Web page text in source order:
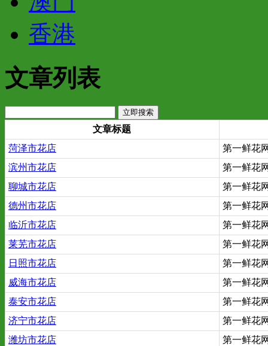
香港
文章列表
文章标题
菏泽市花店
第一鲜花
滨州市花店
第一鲜花
聊城市花店
第一鲜花
德州市花店
第一鲜花
临沂市花店
第一鲜花
莱芜市花店
第一鲜花
日照市花店
第一鲜花
威海市花店
第一鲜花
泰安市花店
第一鲜花
济宁市花店
第一鲜花
潍坊市花店
第一鲜花